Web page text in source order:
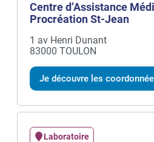
Centre d’Assistance
Procréation St-Jean
1 av Henri Dunant
83000 TOULON
Je découvre les
Laboratoire